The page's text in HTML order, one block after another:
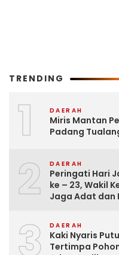
TRENDING
1 DAERAH
Miris Mantan
Padang
2 DAERAH
Peringati Hari
ke – 23, Wakil
Jaga Adat dan
3 DAERAH
Kaki Nyaris
Tertimpa